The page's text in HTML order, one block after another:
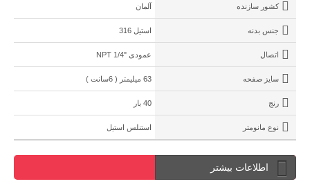
کشور سازنده آلمان
جنس بدنه استیل 316
اتصال عمودی "1/4 NPT
سایز صفحه 63 میلیمتر ( 6سانت )
رنج 40 بار
نوع مانومتر استنلس استیل
اطلاعات بیشتر